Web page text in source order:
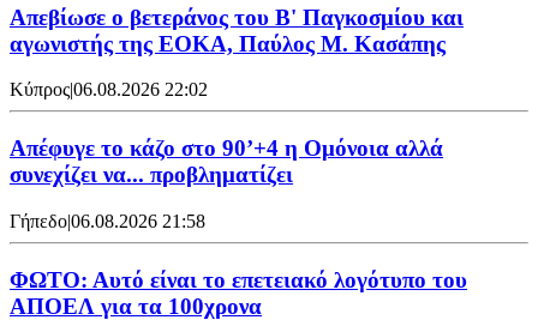
Απεβίωσε ο βετεράνος του Β' Παγκοσμίου και
αγωνιστής της ΕΟΚΑ, Παύλος Μ. Κασάπης
Κύπρος|06.08.2026 22:02
Απέφυγε το κάζο στο 90’+4 η Ομόνοια αλλά
συνεχίζει να... προβληματίζει
Γήπεδο|06.08.2026 21:58
ΦΩΤΟ: Αυτό είναι το επετειακό λογότυπο του
ΑΠΟΕΛ για τα 100χρονα